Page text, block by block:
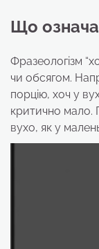
Що
Фразеологізм
чи обсягом.
порцію, хоч у
критично мало.
вухо, як у